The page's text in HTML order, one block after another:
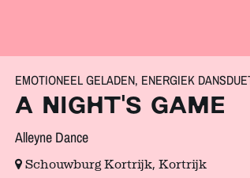
A NIGHT'S GAME
Alleyne Dance
EMOTIONEEL GELADEN, ENERGIEK
Schouwburg Kortrijk, Kortrijk